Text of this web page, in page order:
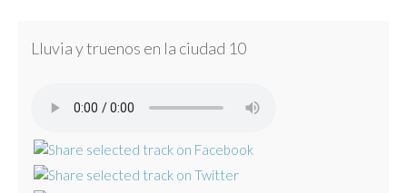
Lluvia y truenos en la ciudad 10